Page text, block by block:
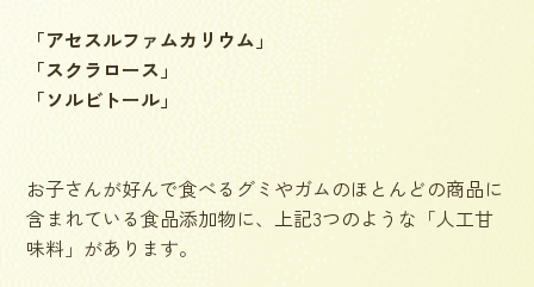
「アセスルファムカリウム」
「スクラロース」
「ソルビトール」
お子さんが好んで食べるグミやガムのほとんどの商品に
含まれている食品添加物に、上記3つのような「人工甘
味料」があります。